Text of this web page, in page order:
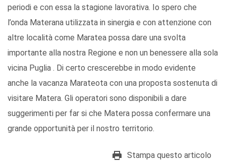
periodi e con essa la stagione lavorativa. Io spero che
l’onda Materana utilizzata in sinergia e con attenzione con
altre località come Maratea possa dare una svolta
importante alla nostra Regione e non un benessere alla sola
vicina Puglia . Di certo crescerebbe in modo evidente
anche la vacanza Marateota con una proposta sostenuta di
visitare Matera. Gli operatori sono disponibili a dare
suggerimenti per far si che Matera possa confermare una
grande opportunità per il nostro territorio.
Stampa questo articolo